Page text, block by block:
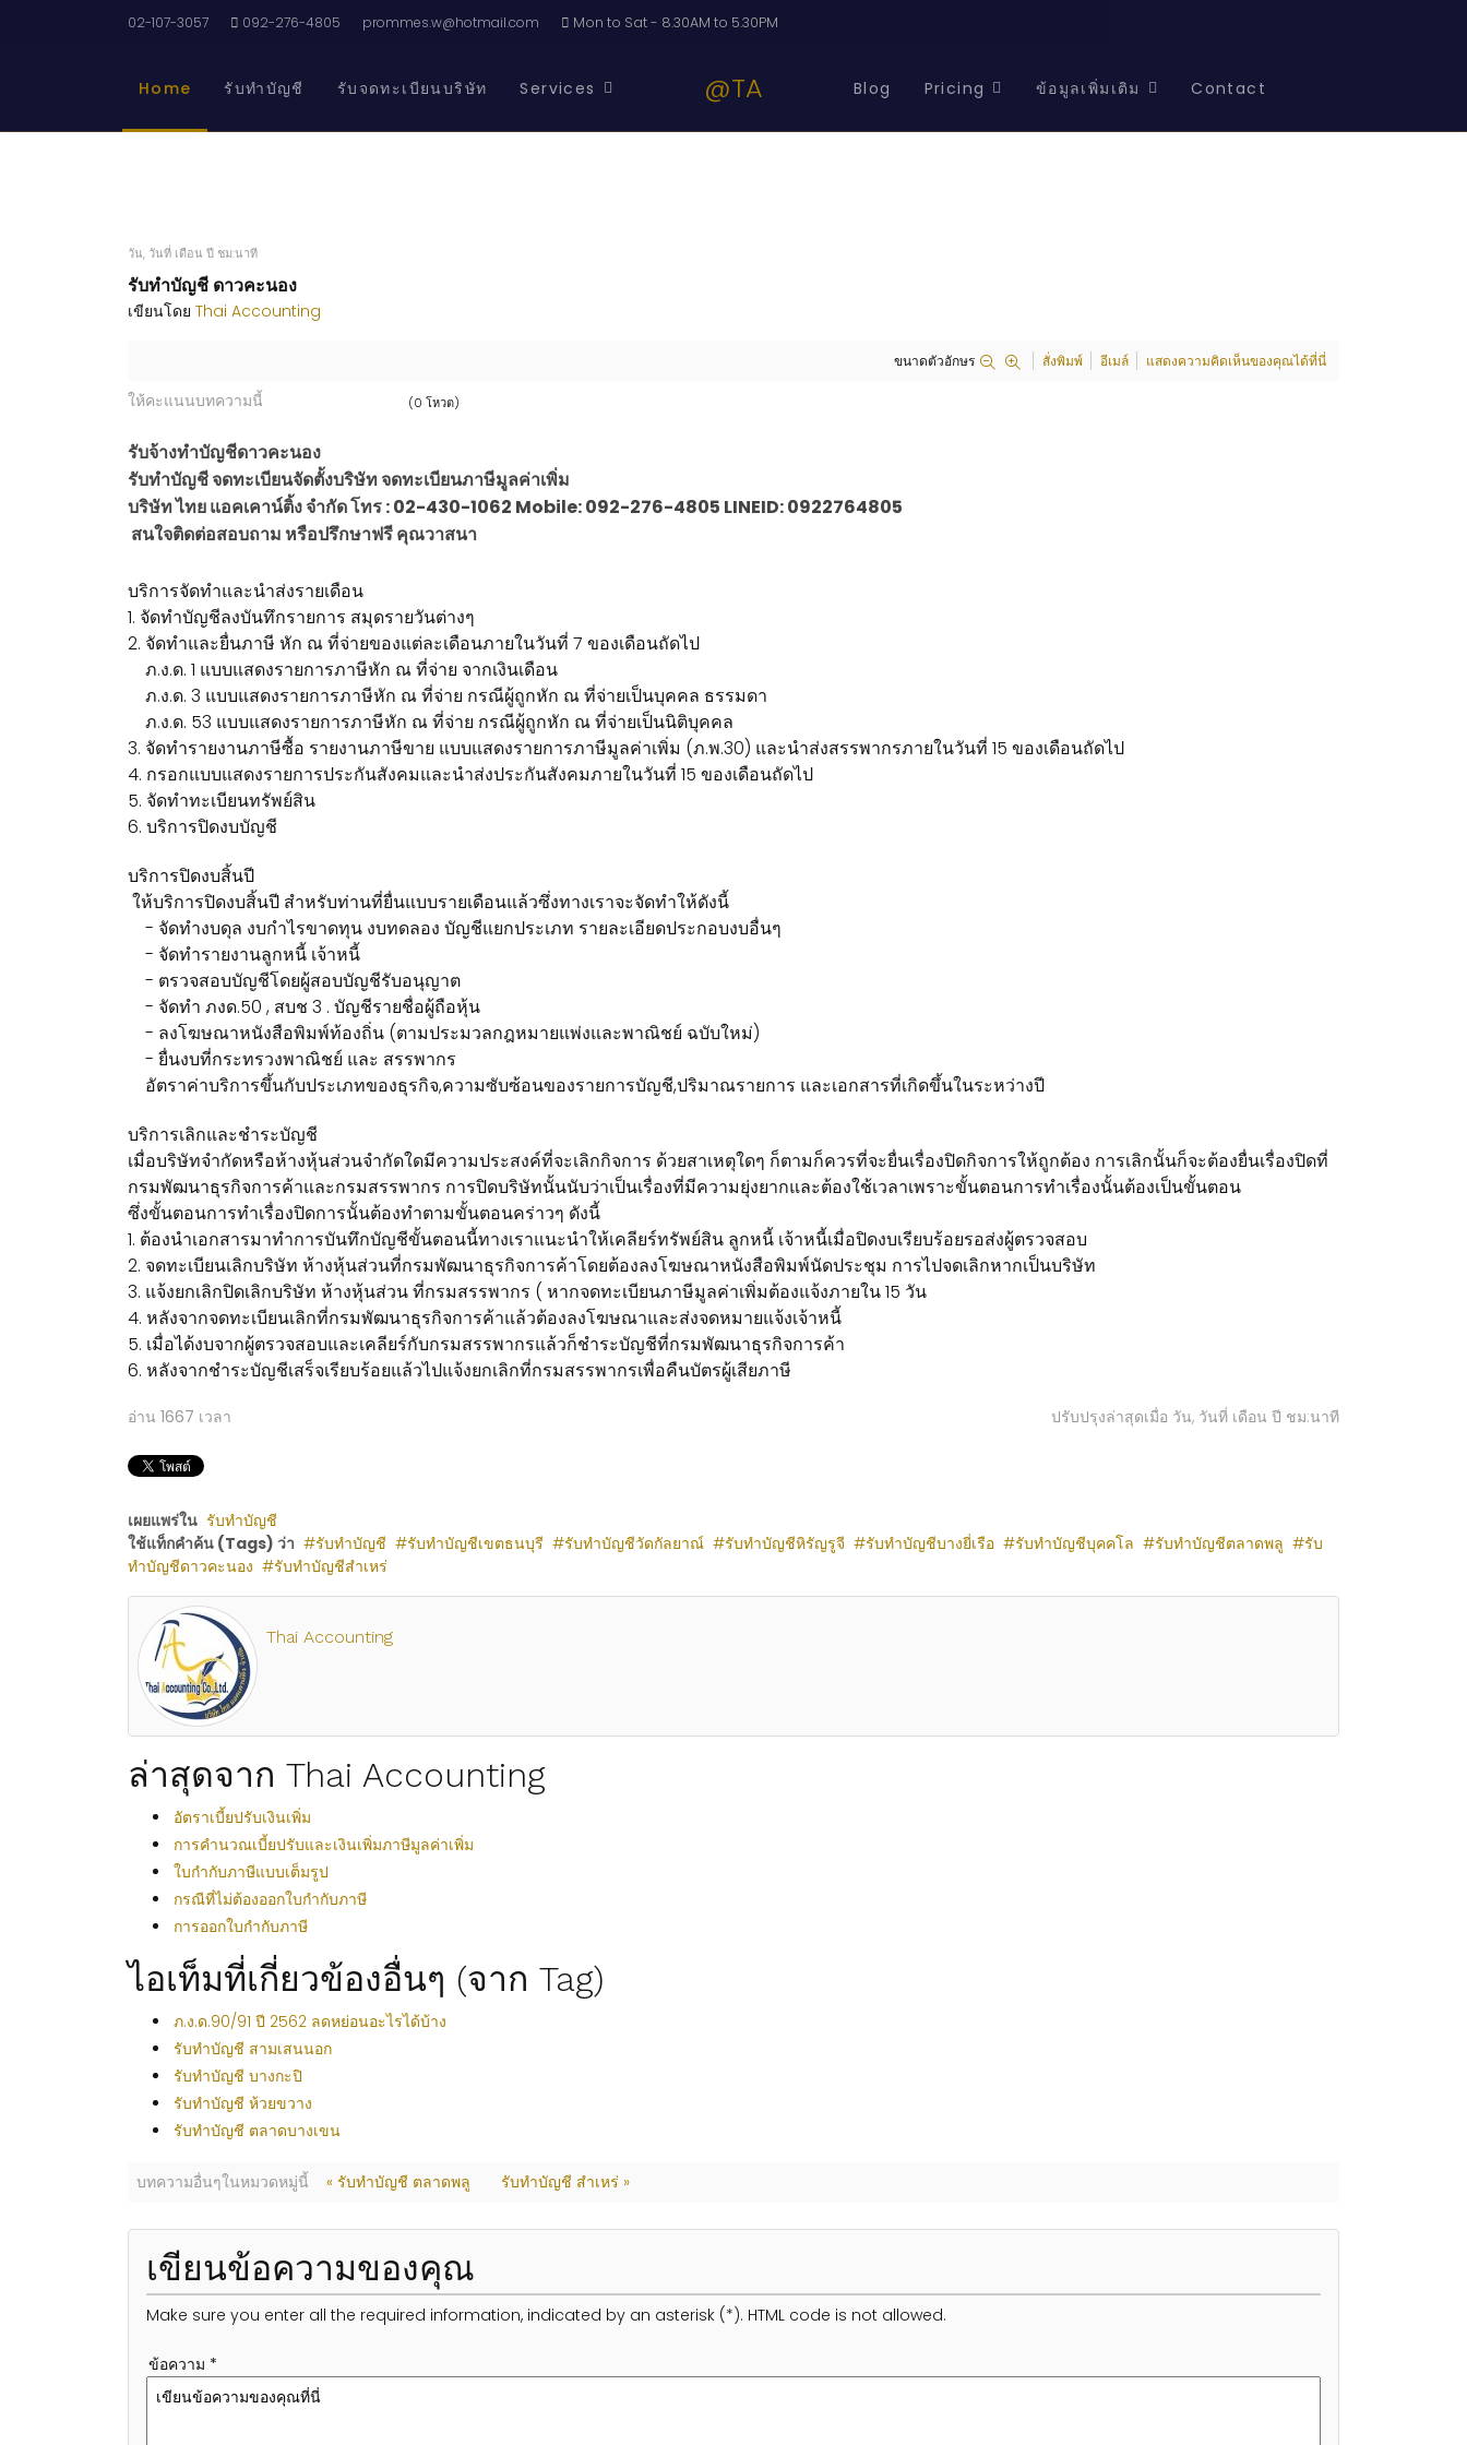
02-107-3057 092-276-4805 prommes.w@hotmail.com Mon to Sat - 8.30AM to 5.30PM
Home รับทำบัญชี รับจดทะเบียนบริษัท Services @TA Blog Pricing ข้อมูลเพิ่มเติม Contact
วัน, วันที่ เดือน ปี ชม:นาที
รับทำบัญชี ดาวคะนอง
เขียนโดย Thai Accounting
ขนาดตัวอักษร สั่งพิมพ์ อีเมล์ แสดงความคิดเห็นของคุณได้ที่นี่
ให้คะแนนบทความนี้ (0 โหวต)
รับจ้างทำบัญชีดาวคะนอง
รับทำบัญชี จดทะเบียนจัดตั้งบริษัท จดทะเบียนภาษีมูลค่าเพิ่ม
บริษัท ไทย แอคเคาน์ติ้ง จำกัด โทร : 02-430-1062 Mobile: 092-276-4805 LINEID: 0922764805
สนใจติดต่อสอบถาม หรือปรึกษาฟรี คุณวาสนา
บริการจัดทำและนำส่งรายเดือน
1. จัดทำบัญชีลงบันทึกรายการ สมุดรายวันต่างๆ
2. จัดทำและยื่นภาษี หัก ณ ที่จ่ายของแต่ละเดือนภายในวันที่ 7 ของเดือนถัดไป
ภ.ง.ด. 1 แบบแสดงรายการภาษีหัก ณ ที่จ่าย จากเงินเดือน
ภ.ง.ด. 3 แบบแสดงรายการภาษีหัก ณ ที่จ่าย กรณีผู้ถูกหัก ณ ที่จ่ายเป็นบุคคล ธรรมดา
ภ.ง.ด. 53 แบบแสดงรายการภาษีหัก ณ ที่จ่าย กรณีผู้ถูกหัก ณ ที่จ่ายเป็นนิติบุคคล
3. จัดทำรายงานภาษีซื้อ รายงานภาษีขาย แบบแสดงรายการภาษีมูลค่าเพิ่ม (ภ.พ.30) และนำส่งสรรพากรภายในวันที่ 15 ของเดือนถัดไป
4. กรอกแบบแสดงรายการประกันสังคมและนำส่งประกันสังคมภายในวันที่ 15 ของเดือนถัดไป
5. จัดทำทะเบียนทรัพย์สิน
6. บริการปิดงบบัญชี
บริการปิดงบสิ้นปี
ให้บริการปิดงบสิ้นปี สำหรับท่านที่ยื่นแบบรายเดือนแล้วซึ่งทางเราจะจัดทำให้ดังนี้
- จัดทำงบดุล งบกำไรขาดทุน งบทดลอง บัญชีแยกประเภท รายละเอียดประกอบงบอื่นๆ
- จัดทำรายงานลูกหนี้ เจ้าหนี้
- ตรวจสอบบัญชีโดยผู้สอบบัญชีรับอนุญาต
- จัดทำ ภงด.50 , สบช 3 . บัญชีรายชื่อผู้ถือหุ้น
- ลงโฆษณาหนังสือพิมพ์ท้องถิ่น (ตามประมวลกฎหมายแพ่งและพาณิชย์ ฉบับใหม่)
- ยื่นงบที่กระทรวงพาณิชย์ และ สรรพากร
อัตราค่าบริการขึ้นกับประเภทของธุรกิจ,ความซับซ้อนของรายการบัญชี,ปริมาณรายการ และเอกสารที่เกิดขึ้นในระหว่างปี
บริการเลิกและชำระบัญชี
เมื่อบริษัทจำกัดหรือห้างหุ้นส่วนจำกัดใดมีความประสงค์ที่จะเลิกกิจการ ด้วยสาเหตุใดๆ ก็ตามก็ควรที่จะยื่นเรื่องปิดกิจการให้ถูกต้อง การเลิกนั้นก็จะต้องยื่นเรื่องปิดที่
กรมพัฒนาธุรกิจการค้าและกรมสรรพากร การปิดบริษัทนั้นนับว่าเป็นเรื่องที่มีความยุ่งยากและต้องใช้เวลาเพราะขั้นตอนการทำเรื่องนั้นต้องเป็นขั้นตอน
ซึ่งขั้นตอนการทำเรื่องปิดการนั้นต้องทำตามขั้นตอนคร่าวๆ ดังนี้
1. ต้องนำเอกสารมาทำการบันทึกบัญชีขั้นตอนนี้ทางเราแนะนำให้เคลียร์ทรัพย์สิน ลูกหนี้ เจ้าหนี้เมื่อปิดงบเรียบร้อยรอส่งผู้ตรวจสอบ
2. จดทะเบียนเลิกบริษัท ห้างหุ้นส่วนที่กรมพัฒนาธุรกิจการค้าโดยต้องลงโฆษณาหนังสือพิมพ์นัดประชุม การไปจดเลิกหากเป็นบริษัท
3. แจ้งยกเลิกปิดเลิกบริษัท ห้างหุ้นส่วน ที่กรมสรรพากร ( หากจดทะเบียนภาษีมูลค่าเพิ่มต้องแจ้งภายใน 15 วัน
4. หลังจากจดทะเบียนเลิกที่กรมพัฒนาธุรกิจการค้าแล้วต้องลงโฆษณาและส่งจดหมายแจ้งเจ้าหนี้
5. เมื่อได้งบจากผู้ตรวจสอบและเคลียร์กับกรมสรรพากรแล้วก็ชำระบัญชีที่กรมพัฒนาธุรกิจการค้า
6. หลังจากชำระบัญชีเสร็จเรียบร้อยแล้วไปแจ้งยกเลิกที่กรมสรรพากรเพื่อคืนบัตรผู้เสียภาษี
อ่าน 1667 เวลา ปรับปรุงล่าสุดเมื่อ วัน, วันที่ เดือน ปี ชม:นาที
เผยแพร่ใน รับทำบัญชี
ใช้แท็กคำค้น (Tags) ว่า
รับทำบัญชี รับทำบัญชีเขตธนบุรี รับทำบัญชีวัดกัลยาณ์ รับทำบัญชีหิรัญรูจี รับทำบัญชีบางยี่เรือ รับทำบัญชีบุคคโล รับทำบัญชีตลาดพลู
รับ
ทำบัญชีดาวคะนอง
รับทำบัญชีสำเหร่
Thai Accounting
ล่าสุดจาก Thai Accounting
อัตราเบี้ยปรับเงินเพิ่ม
การคำนวณเบี้ยปรับและเงินเพิ่มภาษีมูลค่าเพิ่ม
ใบกำกับภาษีแบบเต็มรูป
กรณีที่ไม่ต้องออกใบกำกับภาษี
การออกใบกำกับภาษี
ไอเท็มที่เกี่ยวข้องอื่นๆ (จาก Tag)
ภ.ง.ด.90/91 ปี 2562 ลดหย่อนอะไรได้บ้าง
รับทำบัญชี สามเสนนอก
รับทำบัญชี บางกะปิ
รับทำบัญชี ห้วยขวาง
รับทำบัญชี ตลาดบางเขน
บทความอื่นๆในหมวดหมู่นี้ « รับทำบัญชี ตลาดพลู รับทำบัญชี สำเหร่ »
เขียนข้อความของคุณ
Make sure you enter all the required information, indicated by an asterisk (*). HTML code is not allowed.
ข้อความ *